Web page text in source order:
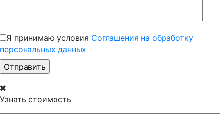
Я принимаю условия Соглашения на обработку
персональных данных
Узнать стоимость